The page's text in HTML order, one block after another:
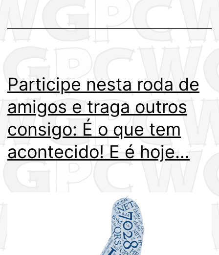
Participe nesta roda de
amigos e traga outros
consigo: É o que tem
acontecido! E é hoje…